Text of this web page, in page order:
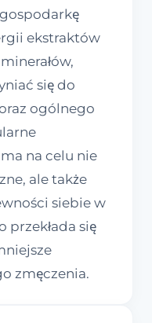
ekstraktów
się do
ogólnego
na celu nie
ale także
siebie w
przekłada się
zmęczenia.